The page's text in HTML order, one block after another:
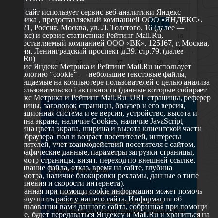
1
2
3
4 5 6 7 8
9
10
11 12 13 14 15
16
17
18 19 20 21 22
23
24
25 26 27 28 29
30
31
О сайте
629802 г. Ноябрьск, ул. Республики, 49
Телефон: +7 (3496) 35-37-49
E-mail: udsm@noyabrsk.yanao.ru
Другие ресурсы
Администрация города Ноябрьска
Департамент образования города Ноябрьска
Департамент молодежной политики и туризма ЯНАО
Этот сайт использует сервис веб-аналитики Яндекс
Метрика , предоставляемый компанией ООО «ЯНДЕКС»,
119021, Россия, Москва, ул. Л. Толстого, 16 (далее —
Яндекс) и сервис статистики Рейтинг Mail.Ru,
предоставляемый компанией ООО «ВК», 125167, г. Москва,
Россия, Ленинградский проспект д.39, стр.79. (далее —
Mail.Ru)
Сервис Яндекс Метрика и Рейтинг Mail.Ru использует
технологию “cookie” — небольшие текстовые файлы,
размещаемые на компьютере пользователей с целью анализа
их пользовательской активности (данные которые собирает
Яндекс Метрика и Рейтинг Mail.Ru: URL страницы, реферер
страницы, заголовок страницы, браузер и его версия,
операционная система и ее версия, устройство, высота и
ширина экрана, наличие Cookies, наличие JavaScript,
глубина цвета экрана, ширина и высота клиентской части
окна браузера, пол и возраст посетителей, интересы
посетителей, учет взаимодействий посетителя с сайтом,
географические данные, параметры загрузки страницы,
просмотр страницы, визит, переход по внешней ссылке,
cкачивание файла, отказ, время на сайте, глубина
просмотра, наличие блокировки рекламы, данные о типе
соединения и скорости интернета).
Собранная при помощи cookie информация может помочь
нам улучшить работу нашего сайта. Информация об
использовании вами данного сайта, собранная при помощи
cookie, будет передаваться Яндексу и Mail.Ru и храниться на